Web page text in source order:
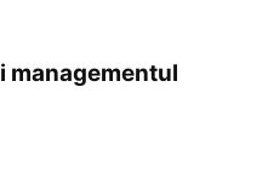
managementul